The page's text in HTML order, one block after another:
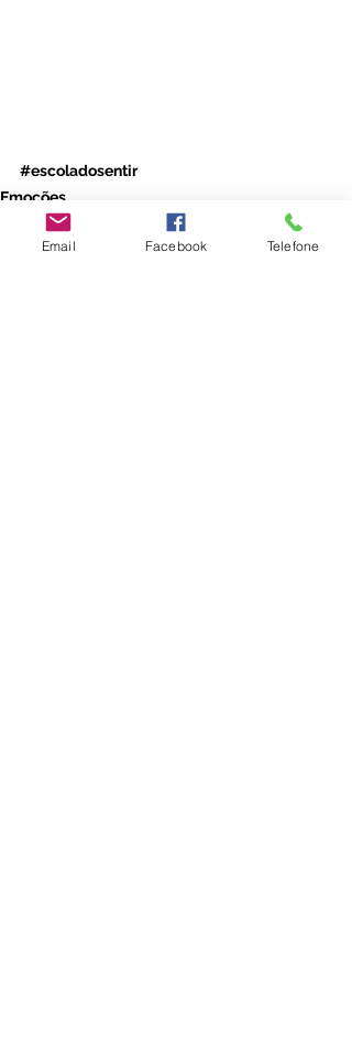
#escoladosentir
Emoções
Adultos
Email Facebook Telefone